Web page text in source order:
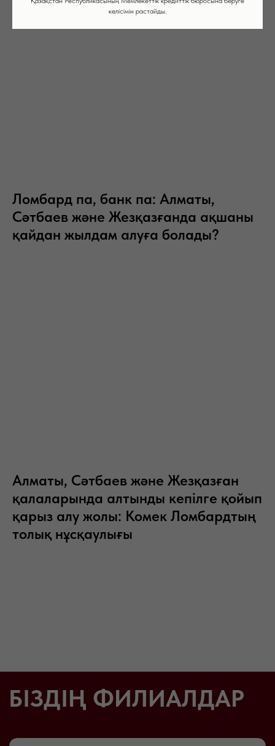
келісімін растайды.
Ломбард па, банк па: Алматы,
Сәтбаев және Жезқазғанда ақшаны
қайдан жылдам алуға болады?
Алматы, Сәтбаев және Жезқазған
қалаларында алтынды кепілге қойып
қарыз алу жолы: Комек Ломбардтың
толық нұсқаулығы
“САРЫАРҚА” ДҮКЕНІ